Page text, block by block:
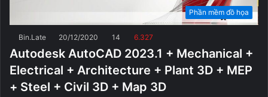
Phần mềm đồ họa
Bin.Late 20/12/2020 14 6.327
Autodesk AutoCAD 2023.1 + Mechanical +
Electrical + Architecture + Plant 3D + MEP
+ Steel + Civil 3D + Map 3D